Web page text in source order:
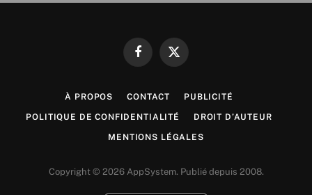
FacebookX
À PROPOS CONTACT PUBLICITÉ
POLITIQUE DE CONFIDENTIALITÉ DROIT D’AUTEUR
MENTIONS LÉGALES
Copyright © 2026 AppSystem. Publié depuis 2008.